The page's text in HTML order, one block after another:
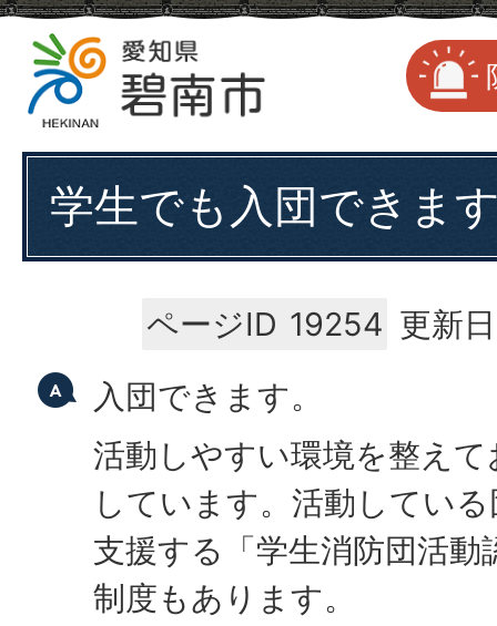
学生でも入団できま
ページID 19254 更新
入団できます。
活動しやすい環境を整え
しています。活動してい
支援する「学生消防団活動
制度もあります。